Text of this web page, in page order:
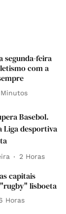
segunda-feira
com a
Basebol.
Liga desportiva
2 Horas
capitais
lisboeta
Horas